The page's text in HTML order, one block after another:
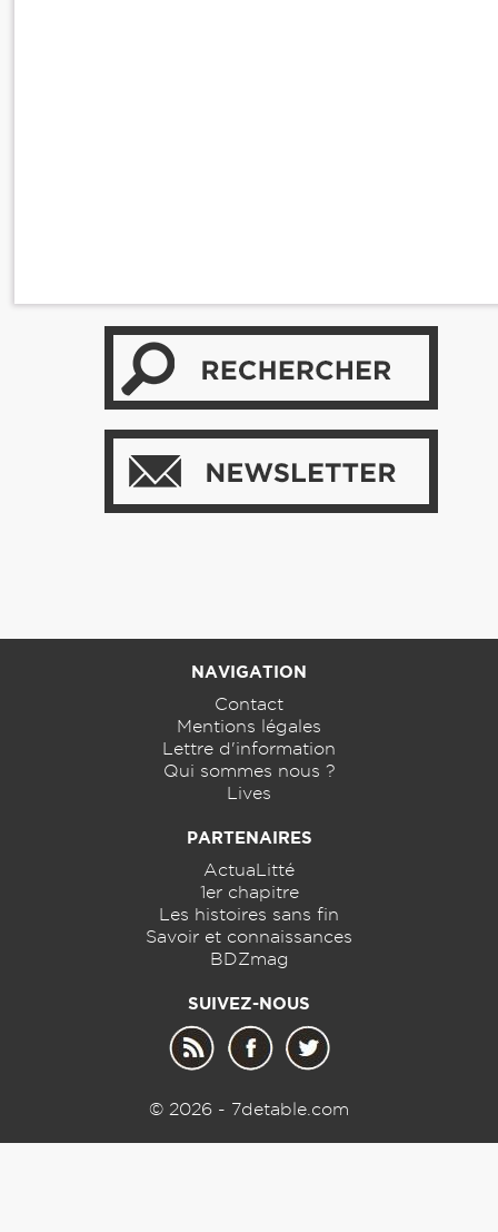
NAVIGATION
Contact
Mentions légales
Lettre d'information
Qui sommes nous ?
Lives
PARTENAIRES
ActuaLitté
1er chapitre
Les histoires sans fin
Savoir et connaissances
BDZmag
SUIVEZ-NOUS
© 2026 - 7detable.com